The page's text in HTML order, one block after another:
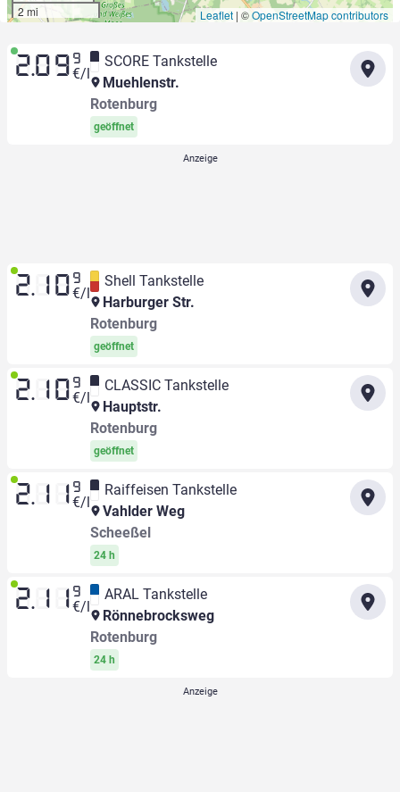
2 mi
Leaflet | ©OpenStreetMap contributors
2.09 9
€/l
SCORE Tankstelle
Muehlenstr.
Rotenburg
geöffnet
2.10 9
€/l
Shell Tankstelle
Harburger Str.
Rotenburg
geöffnet
2.10 9
€/l
CLASSIC Tankstelle
Hauptstr.
Rotenburg
geöffnet
2.11 9
€/l
Raiffeisen Tankstelle
Vahlder Weg
Scheeßel
24 h
2.11 9
€/l
ARAL Tankstelle
Rönnebrocksweg
Rotenburg
24 h